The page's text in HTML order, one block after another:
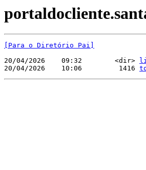
[Para o Diretório Pai]
20/04/2026    09:32        <dir>
20/04/2026    10:06         1416